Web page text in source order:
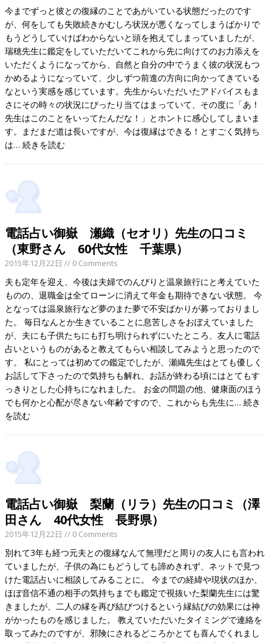
今までずっと彼との復縁のことであがいている状態だったのです
が、何をしても失敗続きかむしろ状況が悪くなってしまうばかりで
もうどうしていけばわからないと頭を抱えてしまっていましたが、
瑞穂先生に鑑定をしていただいてこれから先に向けてのお力添えを
いただくようになってから、自然と自分の中でうまく彼の状況もつ
かめるようになっていて、少しずつ前進の方向に向かってきている
なという実感を感じています。先生からいただいたアドバイスもま
さにその時々の状況にぴったり当てはまっていて、その度に「あ！
先生はこのことをいってたんだな！」とホントに感心してしまいま
す。まだまだ道は長いですが、今は復縁はできる！とすごく気持ち
は…続きを読む
電話占い御嶽 瀬織（セオリ）先生の口コミ
（東野さん 60代女性 千葉県）
2015年12月22日 // 0 Comments
夫も定年を迎え、今後は夫婦でのんびりと温泉旅行にと考えていた
ものの、退職金は全てローンに消えて年金も期待できない状態。 今
となっては温泉旅行など夢のまた夢で不安ばかりが募っておりまし
た。 毎日なんとか生きていることに息苦しさをおぼえていました
が、夫にも子供たちにも打ち明けられずにいたところ、友人に電話
占いというものがあると教えてもらい相談してみようと思ったので
す。 私にとっては初めての鑑定でしたが、瀬織先生はとても優しく
お話して下さったので気持ちも解れ、お話が終わる頃にはとてもす
っきりとした心持ちになれました。 お金の問題の他、健康面のほう
でも何かと心配が尽きない年齢ですので、これからも先生に…続き
を読む
電話占い御嶽 梨蘭（リラ）先生の口コミ（澤
田さん 40代女性 長野県）
2015年12月22日 // 0 Comments
別れて3年も経つ元夫との復縁なんて無理だと周りの友人にも言われ
ていましたが、子供の為にもどうしても諦めきれず、ネットで見つ
けた電話占いに相談してみることに。 今までの経緯や現状のほか、
ほぼ音信不通の相手の気持ちまでも鑑定で視抜いた梨蘭先生には驚
きましたが、二人の縁を再び結びつけるという縁結びの効果には神
がかったものを感じました。 教えていただいたタイミングで連絡を
取ってみたのですが、邪険にされるどころかとても喜んでくれまし